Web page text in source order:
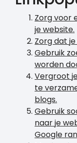
Zorg voor
je website.
Zorg dat
Gebruik
worden
Vergroot
te
blogs.
Gebruik
naar je
Google